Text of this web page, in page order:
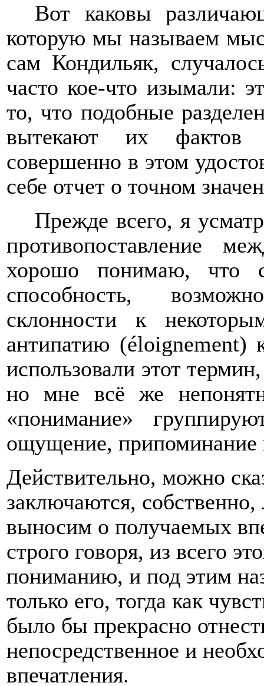
Вот каковы
которую мы называем
сам Кондильяк,
часто кое-что изымали:
то, что подобные
вытекают их фактов
совершенно в этом
себе отчет о точном
Прежде всего, я
противопоставление
хорошо понимаю, что
способность,
склонности к
антипатию (éloignement)
использовали этот
но мне всё же
«понимание»
ощущение, припоминание
Действительно, можно
заключаются,
выносим о получаемых
строго говоря, из всего
пониманию, и под этим
только его, тогда как
было бы прекрасно
непосредственное и
впечатления.